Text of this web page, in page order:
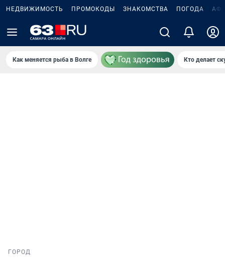
НЕДВИЖИМОСТЬ ПРОМОКОДЫ ЗНАКОМСТВА ПОГОДА
Как меняется рыба в Волге Кто делает
ГОРОД